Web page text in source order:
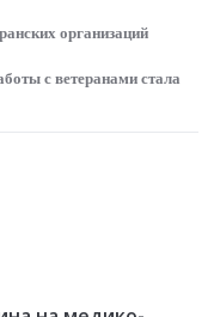
организаций
с ветеранами стала